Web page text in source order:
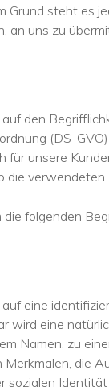
steht es
an uns zu
den
(DS-
unsere
die
folgenden
eine
wird eine
Namen, zu
die